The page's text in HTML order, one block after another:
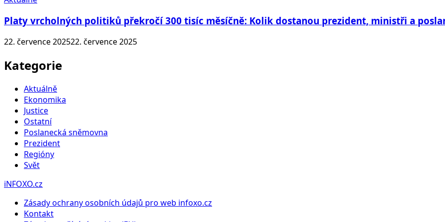
Platy vrcholných politiků překročí 300 tisíc měsíčně: Kolik dostanou prezident, ministři a
22. července 202522. července 2025
Kategorie
Aktuálně
Ekonomika
Justice
Ostatní
Poslanecká sněmovna
Prezident
Regióny
Svět
iNFOXO.cz
Zásady ochrany osobních údajů pro web infoxo.cz
Kontakt